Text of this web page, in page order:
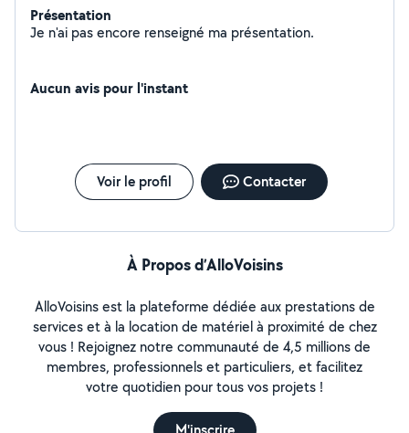
Présentation
Je n'ai pas encore renseigné ma présentation.
Aucun avis pour l'instant
Voir le profil Contacter
À Propos d’AlloVoisins
AlloVoisins est la plateforme dédiée aux prestations de
services et à la location de matériel à proximité de chez
vous ! Rejoignez notre communauté de 4,5 millions de
membres, professionnels et particuliers, et facilitez
votre quotidien pour tous vos projets !